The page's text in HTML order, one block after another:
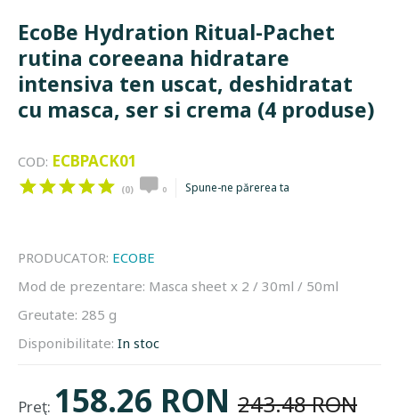
EcoBe Hydration Ritual-Pachet
rutina coreeana hidratare
intensiva ten uscat, deshidratat
cu masca, ser si crema (4 produse)
COD: ECBPACK01
(0) 0 Spune-ne părerea ta
PRODUCATOR: ECOBE
Mod de prezentare: Masca sheet x 2 / 30ml / 50ml
Greutate: 285 g
Disponibilitate: In stoc
Preţ: 158.26 RON 243.48 RON